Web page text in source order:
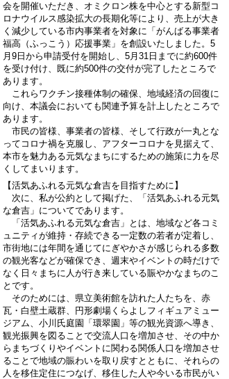
会を開催いただき、オミクロン株を中心とする新型コ
ロナウイルス感染拡大の長期化等により、売上が大き
く減少している市内事業者を対象に「がんばる事業者
福高（ふっこう）応援事業」を創設いたしました。5
月9日から申請受付を開始し、5月31日までに約600件
を受け付け、既に約500件の交付が完了したところで
あります。
これらワクチン接種体制の確保、地域経済の回復に
向け、本議会においても関連予算を計上したところで
あります。
市民の皆様、事業者の皆様、そして行政が一丸とな
ってコロナ禍を克服し、アフターコロナを見据えて、
本市を魅力ある元気なまちにするための施策に力を尽
くしてまいります。
【活気あふれる元気な倉吉を目指すために】
次に、私が公約として掲げた、「活気あふれる元気
な倉吉」についてであります。
「活気あふれる元気な倉吉」とは、地域など各コミ
ュニティが維持・存続できる一定数の若者が定着し、
市街地には年間を通じてにぎやかさが感じられる多数
の観光客などが確保でき、週末やイベントの時だけで
なく日々まちに人が行き来している賑やかなまちのこ
とです。
そのためには、県立美術館を訪れた人たちを、赤
瓦・白壁土蔵群、円形劇場くらよしフィギュアミュー
ジアム、小川氏庭園「環翠園」等の観光資源へ導き、
観光振興を図ることで交流人口を増加させ、その中か
らまちづくりやイベントに関わる関係人口を増加させ
ることで地域の賑わいを取り戻すとともに、それらの
人を移住定住につなげ、移住した人や今いる市民がい